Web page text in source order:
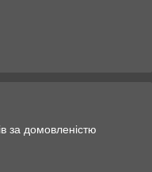
за домовленістю